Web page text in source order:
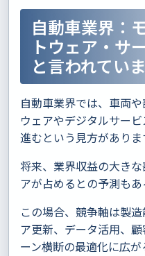
自動車業界：
トウェア・サ
と言われてい
自動車業界では、車両
ウェアやデジタルサー
進むという見方がありま
将来、業界収益の大き
アが占めるとの予測もあ
この場合、競争軸は製
ア更新、データ活用、
ーン横断の最適化に広が